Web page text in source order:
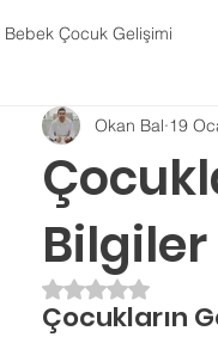
Bebek Çocuk Gelişimi
Dağınıklığı Hiperaktivite
TYT-AYT
Danışmanlığı
Bilgiler
Okan Bal 19
5 üzerinden NaN
Çocukların